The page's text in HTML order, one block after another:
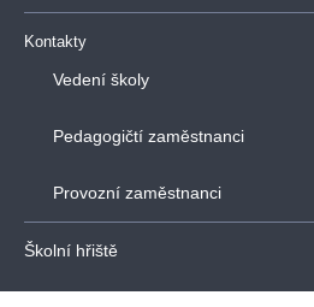
Kontakty
Vedení školy
Pedagogičtí zaměstnanci
Provozní zaměstnanci
Školní hřiště